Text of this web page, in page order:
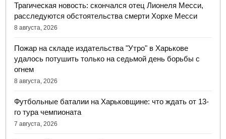
Трагическая новость: скончался отец Лионеля Месси,
расследуются обстоятельства смерти Хорхе Месси
8 августа, 2026
Пожар на складе издательства "Утро" в Харькове
удалось потушить только на седьмой день борьбы с
огнем
8 августа, 2026
Футбольные баталии на Харьковщине: что ждать от 13-
го тура чемпионата
7 августа, 2026